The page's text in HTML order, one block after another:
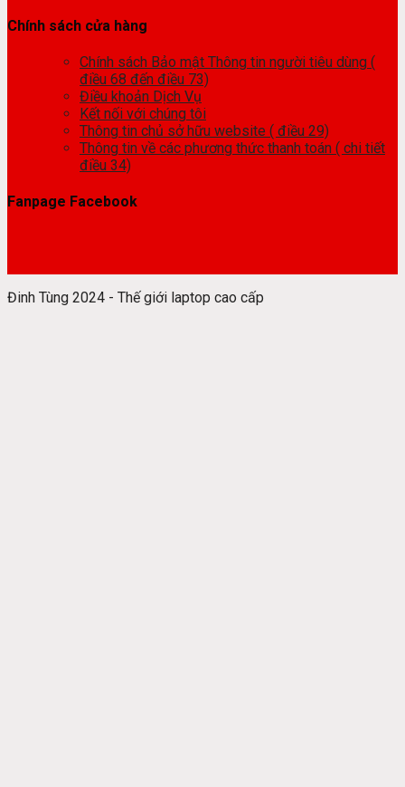
Chính sách cửa hàng
Chính sách Bảo mật Thông tin người tiêu dùng (
điều 68 đến điều 73)
Điều khoản Dịch Vụ
Kết nối với chúng tôi
Thông tin chủ sở hữu website ( điều 29)
Thông tin về các phương thức thanh toán ( chi tiết
điều 34)
Fanpage Facebook
Đinh Tùng 2024 - Thế giới laptop cao cấp